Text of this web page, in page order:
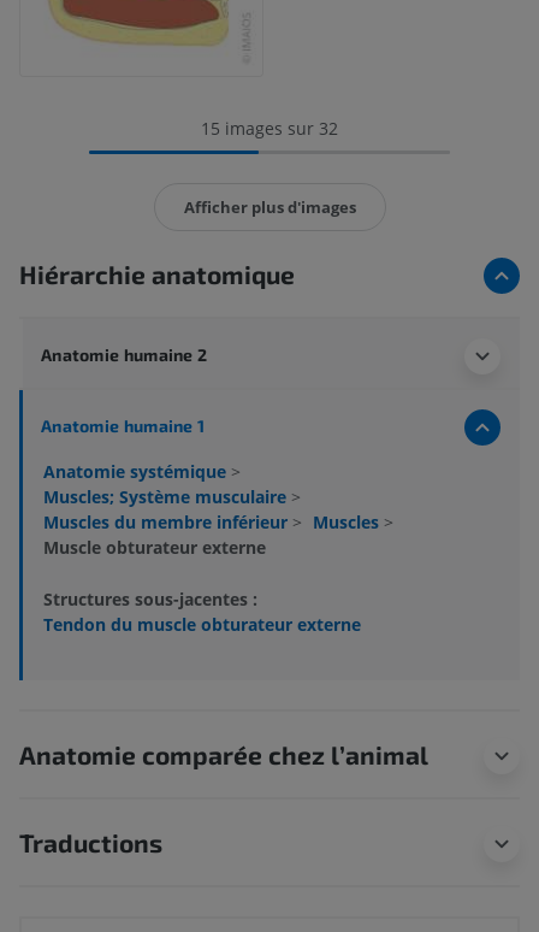
15 images sur 32
Afficher plus d'images
Hiérarchie anatomique
Anatomie humaine 2
Anatomie humaine 1
Anatomie systémique >
Muscles; Système musculaire >
Muscles du membre inférieur > Muscles >
Muscle obturateur externe
Structures sous-jacentes :
Tendon du muscle obturateur externe
Anatomie comparée chez l’animal
Traductions